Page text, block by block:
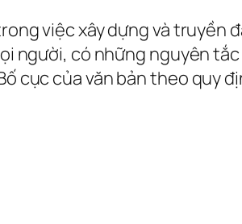
việc xây dựng và
người, có những nguyên
cục của văn bản theo quy